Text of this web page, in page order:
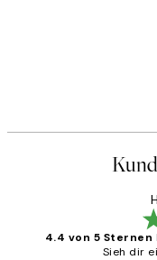
4.4 von 5 Sternen
Sieh dir